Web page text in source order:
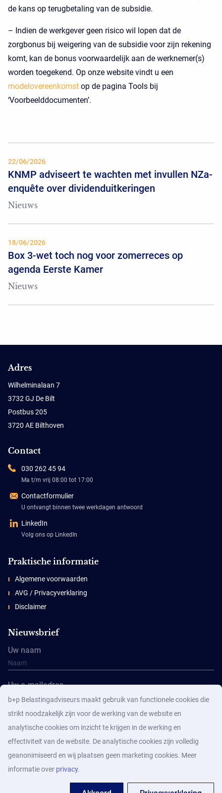
de kans op terugbetaling van de subsidie.
– Indien de werkgever geen risico wil lopen dat de
zorgbonus bij weigering van de subsidie voor zijn rekening
komt, kan de bonus voorwaardelijk aan de werknemer(s)
worden toegekend. Op onze website vindt u een
modelovereenkomst op de pagina Tools bij
‘Voorbeelddocumenten’.
22/06/2026
KNMP adviseert te wachten met invullen NZa-
enquête over dividenduitkeringen
Nieuws
18/06/2026
Box 3-wet toch nog voor zomerreces op
agenda Eerste Kamer
Nieuws
Adres
Wilhelminalaan 7
3732 GJ De Bilt
Postbus 205
3720 AE Bilthoven
Contact
030 262 45 94
Ma t/m vrij 08:00 tot 17:00
Contactformulier
U ontvangt binnen twee werkdagen antwoord
LinkedIn
Volg ons op LinkedIn
Praktische informatie
Algemene voorwaarden
AVG / Privacyverklaring
Disclaimer
Nieuwsbrief
Uw naam
Uw e-mailadres
Aanmelden
b+p Belastingadviseurs maakt gebruik van functionele cookies die
strikt noodzakelijk zijn voor de werking van de website en
analytische cookies om inzicht te krijgen in de werking en
effectiviteit van de website. De analytische cookies zijn volledig
geanonimiseerd en wij plaatsen geen marketing cookies. Meer
informatie over privacy.